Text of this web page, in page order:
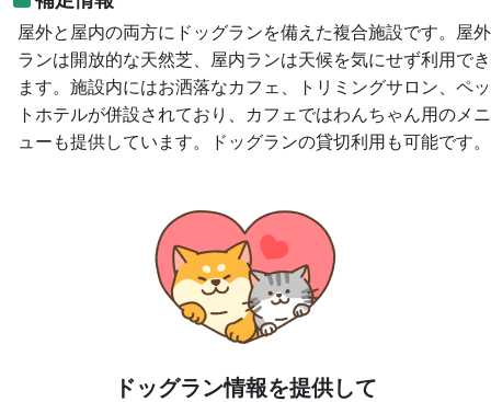
屋外と屋内の両方にドッグランを備えた複合施設です。屋外
ランは開放的な天然芝、屋内ランは天候を気にせず利用でき
ます。施設内にはお洒落なカフェ、トリミングサロン、ペッ
トホテルが併設されており、カフェではわんちゃん用のメニ
ューも提供しています。ドッグランの貸切利用も可能です。
ドッグラン情報を提供して